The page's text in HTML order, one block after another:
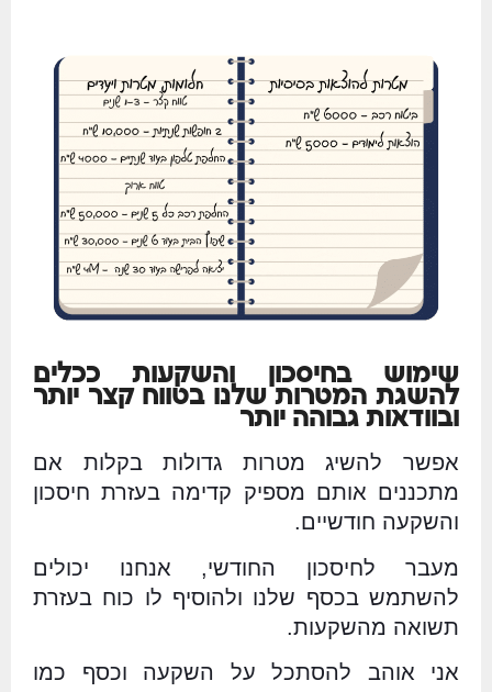
שימוש בחיסכון והשקעות ככלים
להשגת המטרות שלנו בטווח קצר יותר
ובוודאות גבוהה יותר
אפשר להשיג מטרות גדולות בקלות אם
מתכננים אותם מספיק קדימה בעזרת חיסכון
והשקעה חודשיים.
מעבר לחיסכון החודשי, אנחנו יכולים
להשתמש בכסף שלנו ולהוסיף לו כוח בעזרת
תשואה מהשקעות.
אני אוהב להסתכל על השקעה וכסף כמו